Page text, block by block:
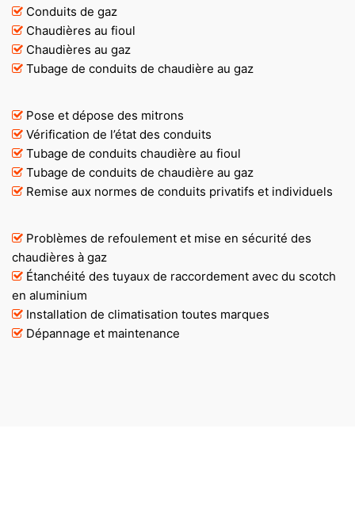
Conduits de gaz
Chaudières au fioul
Chaudières au gaz
Tubage de conduits de chaudière au gaz
Pose et dépose des mitrons
Vérification de l’état des conduits
Tubage de conduits chaudière au fioul
Tubage de conduits de chaudière au gaz
Remise aux normes de conduits privatifs et individuels
Problèmes de refoulement et mise en sécurité des
chaudières à gaz
Étanchéité des tuyaux de raccordement avec du scotch
en aluminium
Installation de climatisation toutes marques
Dépannage et maintenance